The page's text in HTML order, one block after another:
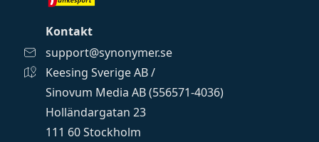
Kontakt
support@synonymer.se
Keesing Sverige AB /
Sinovum Media AB (556571-4036)
Holländargatan 23
111 60 Stockholm